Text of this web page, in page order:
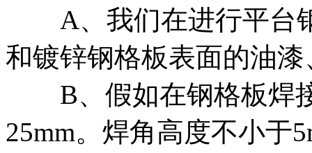
A、我们在进行平台
和镀锌钢格板表面的油
B、假如在钢格板焊
25mm。焊角高度不小于